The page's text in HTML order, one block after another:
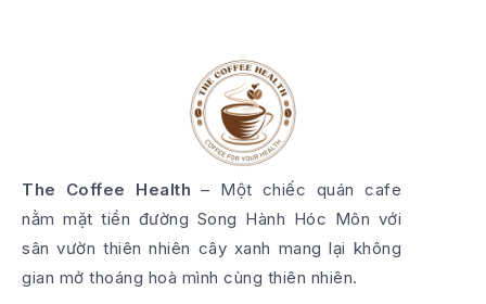
The Coffee Health – Một chiếc quán cafe
nằm mặt tiền đường Song Hành Hóc Môn với
sân vườn thiên nhiên cây xanh mang lại không
gian mở thoáng hoà mình cùng thiên nhiên.